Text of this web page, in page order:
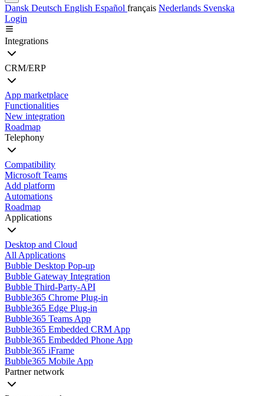
Dansk Deutsch English Español français Nederlands Svenska
Login
Integrations
CRM/ERP
App marketplace
Functionalities
New integration
Roadmap
Telephony
Compatibility
Microsoft Teams
Add platform
Automations
Roadmap
Applications
Desktop and Cloud
All Applications
Bubble Desktop Pop-up
Bubble Gateway Integration
Bubble Third-Party-API
Bubble365 Chrome Plug-in
Bubble365 Edge Plug-in
Bubble365 Teams App
Bubble365 Embedded CRM App
Bubble365 Embedded Phone App
Bubble365 iFrame
Bubble365 Mobile App
Partner network